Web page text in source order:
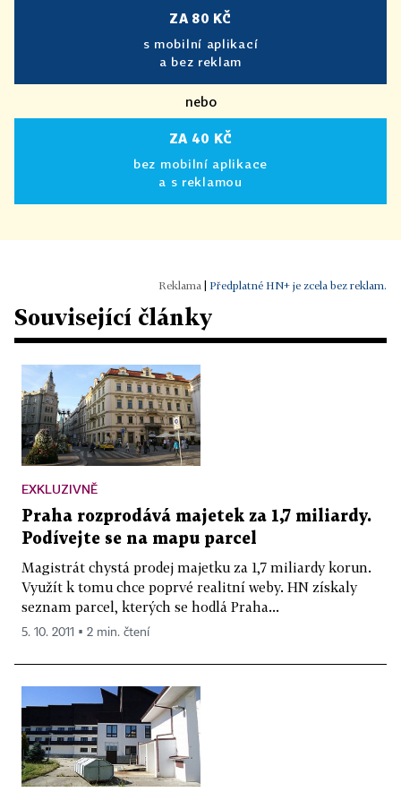
ZA 80 KČ
s mobilní aplikací
a bez reklam
nebo
ZA 40 KČ
bez mobilní aplikace
a s reklamou
Předplatné HN+ je zcela bez reklam.
Související články
EXKLUZIVNĚ
Praha rozprodává majetek za 1,7 miliardy.
Podívejte se na mapu parcel
Magistrát chystá prodej majetku za 1,7 miliardy korun.
Využít k tomu chce poprvé realitní weby. HN získaly
seznam parcel, kterých se hodlá Praha...
5. 10. 2011 ▪ 2 min. čtení